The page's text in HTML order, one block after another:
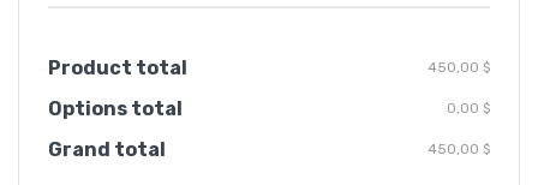
Product total 450,00 $
Options total 0,00 $
Grand total 450,00 $